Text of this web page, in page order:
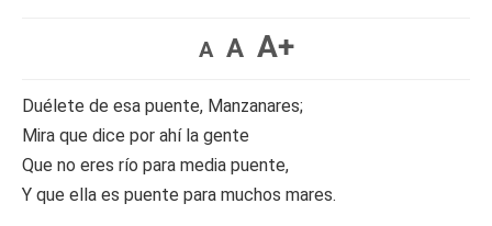
A A A+
Duélete de esa puente, Manzanares;
Mira que dice por ahí la gente
Que no eres río para media puente,
Y que ella es puente para muchos mares.